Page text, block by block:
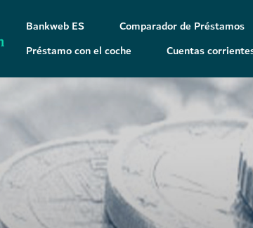
Bankweb ES Comparador de Préstamos
Préstamo con el coche
Cuentas